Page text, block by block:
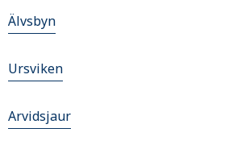
Älvsbyn
Ursviken
Arvidsjaur